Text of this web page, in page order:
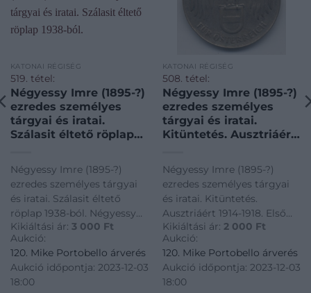
KATONAI RÉGISÉG
519. tétel:
Négyessy Imre (1895-?)
ezredes személyes
tárgyai és iratai.
Szálasit éltető röplap
személyes tárgyai és
iratai. Szálasit éltető
röplap 1938-ból.
Négyessy Imre (1895-?)
ezredes személyes tárgyai
és iratai. Szálasit éltető
röplap 1938-ból. Négyessy
Imre (1895-?) ezredes
személyes tárgyai és iratai.
Szálasit éltető röplap 1938-
ból.
Kikiáltási ár: 3 000 Ft
Aukció:
120. Mike Portobello árverés
Aukció időpontja: 2023-12-03
18:00
KATONAI RÉGISÉG
508. tétel:
Négyessy Imre (1895-?)
ezredes személyes
tárgyai és iratai.
Kitüntetés. Ausztriáért
kitüntetés. Négyessy
Imre (1895-?) ezredes
személyes tárgyai és
iratai. Kitüntetés.
Ausztriáért 1914-1918.
Első világháborús
ezüst kitün
Négyessy Imre (1895-?)
ezredes személyes tárgyai
és iratai. Kitüntetés.
Ausztriáért 1914-1918. Első
világháborús ezüst
kitüntetés. Négyessy Imre
(1895-?) ezredes személyes
tárgyai és iratai. Kitüntetés.
Ausztriáért 1914-1918. Első
Kikiáltási ár: 2 000 Ft
Aukció:
120. Mike Portobello árverés
Aukció időpontja: 2023-12-03
18:00